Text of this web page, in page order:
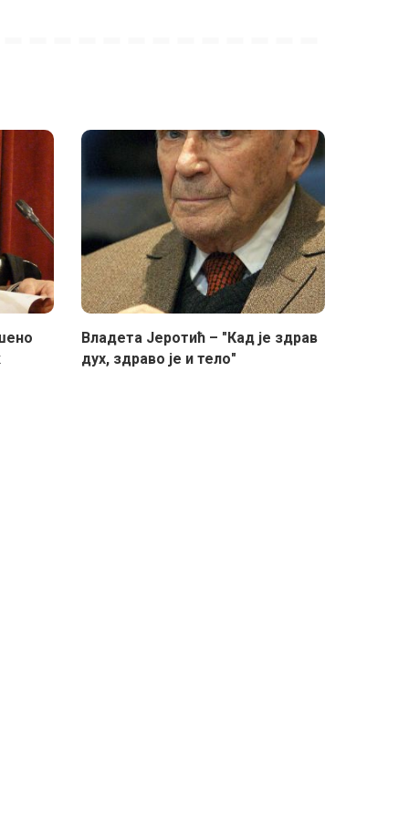
Владета Јеротић – "Кад је здрав
дух, здраво је и тело"